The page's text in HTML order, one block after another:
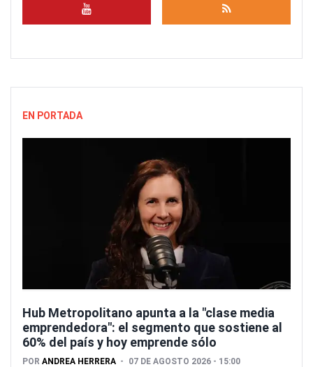
EN PORTADA
Hub Metropolitano apunta a la "clase media
emprendedora": el segmento que sostiene al
60% del país y hoy emprende sólo
POR ANDREA HERRERA 07 DE AGOSTO 2026 - 15:00